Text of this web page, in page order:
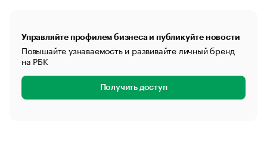
Управляйте профилем бизнеса и публикуйте новости
Повышайте узнаваемость и развивайте личный бренд
на РБК
Получить доступ